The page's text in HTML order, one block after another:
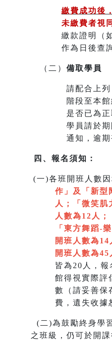
繳費成功後
未繳費者視
繳款證明（
作為日後查
（二） 備取學員
請配合上
階段至本
是否已為
學員請於
通知，逾期
四、報名須知：
(一)各班開班人數
作」及「新型
人
；
「微笑
人數為12人
「 東方舞蹈-
開班人數為14
開班人數為45
皆為20人，報
館得視實際評
數（請妥善保
費，遺失收據
( 二)為鼓勵終身學
之班級，仍可於開